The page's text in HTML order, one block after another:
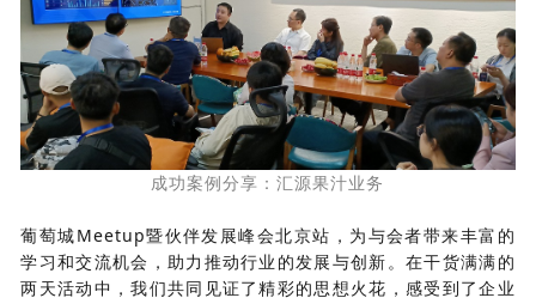
成功案例分享：汇源果汁业务
葡萄城Meetup暨伙伴发展峰会北京站，为与会者带来丰富的
学习和交流机会，助力推动行业的发展与创新。在干货满满的
两天活动中，我们共同见证了精彩的思想火花，感受到了企业